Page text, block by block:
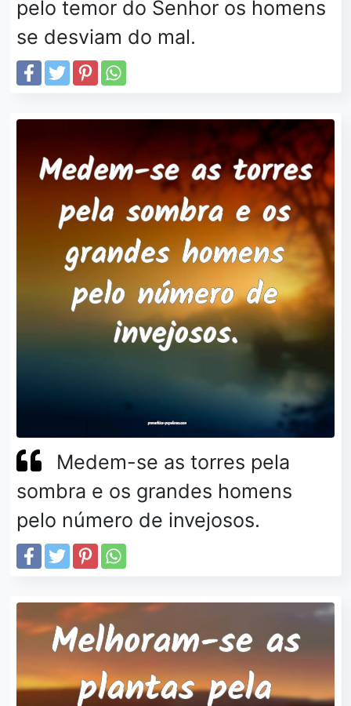
pelo temor do Senhor os homens
se desviam do mal.
Medem-se as torres pela
sombra e os grandes homens
pelo número de invejosos.